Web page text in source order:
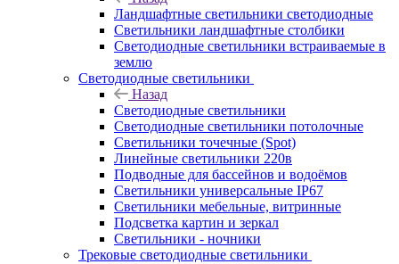
Ландшафтные светильники светодиодные
Светильники ландшафтные столбики
Светодиодные светильники встраиваемые в
землю
Светодиодные светильники
Назад
Светодиодные светильники
Светодиодные светильники потолочные
Светильники точечные (Spot)
Линейные светильники 220в
Подводные для бассейнов и водоёмов
Светильники универсальные IP67
Светильники мебельные, витринные
Подсветка картин и зеркал
Светильники - ночники
Трековые светодиодные светильники